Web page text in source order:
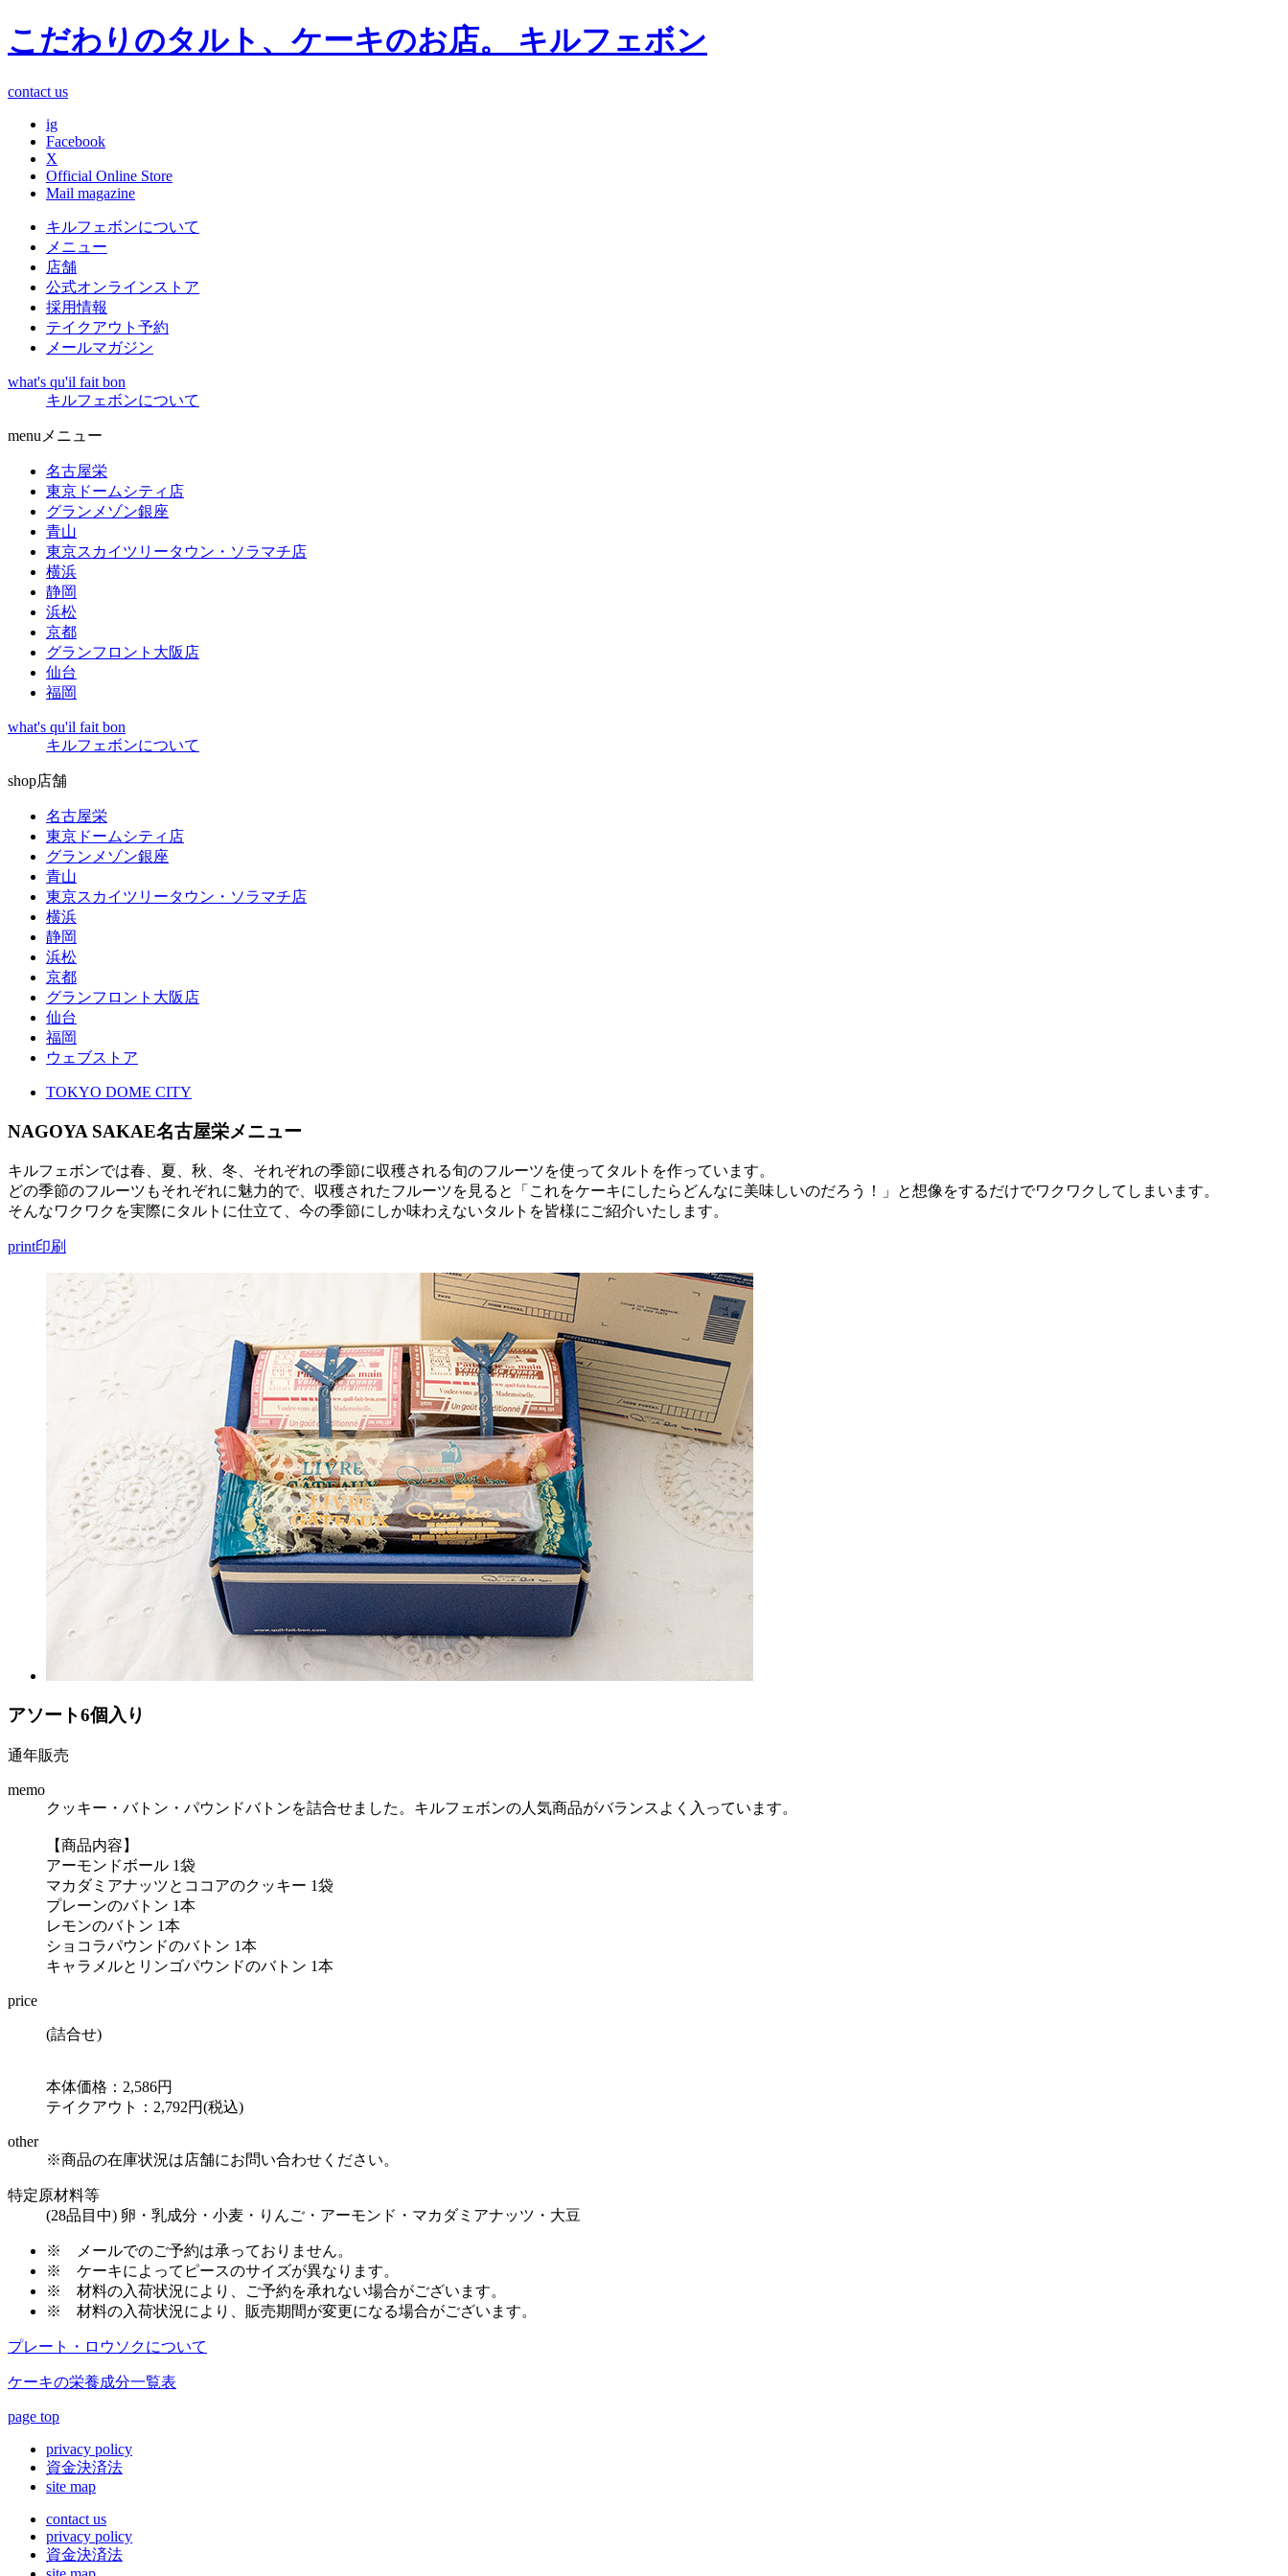
こだわりのタルト、ケーキのお店。 キルフェボン
contact us
ig
Facebook
X
Official Online Store
Mail magazine
キルフェボンについて
メニュー
店舗
公式オンラインストア
採用情報
テイクアウト予約
メールマガジン
what's qu'il fait bon
キルフェボンについて
menu メニュー
名古屋栄
東京ドームシティ店
グランメゾン銀座
青山
東京スカイツリータウン・ソラマチ店
横浜
静岡
浜松
京都
グランフロント大阪店
仙台
福岡
what's qu'il fait bon
キルフェボンについて
shop店舗
名古屋栄
東京ドームシティ店
グランメゾン銀座
青山
東京スカイツリータウン・ソラマチ店
横浜
静岡
浜松
京都
グランフロント大阪店
仙台
福岡
ウェブストア
TOKYO DOME CITY
NAGOYA SAKAE名古屋栄メニュー
キルフェボンでは春、夏、秋、冬、それぞれの季節に収穫される旬のフルーツを使ってタルトを作っています。
どの季節のフルーツもそれぞれに魅力的で、収穫されたフルーツを見ると「これをケーキにしたらどんなに美味しいのだろう！」と想像をするだけでワクワクしてしまいます。
そんなワクワクを実際にタルトに仕立て、今の季節にしか味わえないタルトを皆様にご紹介いたします。
print印刷
アソート6個入り
通年販売
memo
クッキー・バトン・パウンドバトンを詰合せました。キルフェボンの人気商品がバランスよく入っています。
【商品内容】
アーモンドボール 1袋
マカダミアナッツとココアのクッキー 1袋
プレーンのバトン 1本
レモンのバトン 1本
ショコラパウンドのバトン 1本
キャラメルとリンゴパウンドのバトン 1本
price
(詰合せ)
本体価格：2,586円
テイクアウト：2,792円(税込)
other
※商品の在庫状況は店舗にお問い合わせください。
特定原材料等
(28品目中) 卵・乳成分・小麦・りんご・アーモンド・マカダミアナッツ・大豆
※
メールでのご予約は承っておりません。
※ ケーキによってピースのサイズが異なります。
※ 材料の入荷状況により、ご予約を承れない場合がございます。
※ 材料の入荷状況により、販売期間が変更になる場合がございます。
プレート・ロウソクについて
ケーキの栄養成分一覧表
page top
privacy policy
資金決済法
site map
contact us
privacy policy
資金決済法